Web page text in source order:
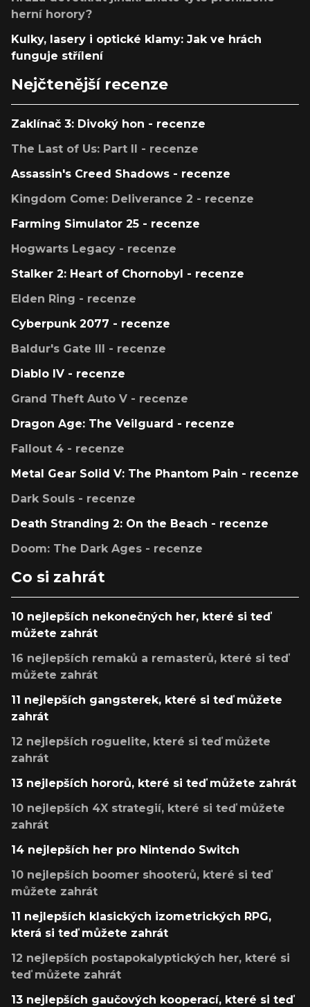
herní horory?
Kulky, lasery i optické klamy: Jak ve hrách
funguje střílení
Nejčtenější recenze
Zaklínač 3: Divoký hon - recenze
The Last of Us: Part II - recenze
Assassin's Creed Shadows - recenze
Kingdom Come: Deliverance 2 - recenze
Farming Simulator 25 - recenze
Hogwarts Legacy - recenze
Stalker 2: Heart of Chornobyl - recenze
Elden Ring - recenze
Cyberpunk 2077 - recenze
Baldur's Gate III - recenze
Diablo IV - recenze
Grand Theft Auto V - recenze
Dragon Age: The Veilguard - recenze
Fallout 4 - recenze
Metal Gear Solid V: The Phantom Pain - recenze
Dark Souls - recenze
Death Stranding 2: On the Beach - recenze
Doom: The Dark Ages - recenze
Co si zahrát
10 nejlepších nekonečných her, které si teď
můžete zahrát
16 nejlepších remaků a remasterů, které si teď
můžete zahrát
11 nejlepších gangsterek, které si teď můžete
zahrát
12 nejlepších roguelite, které si teď můžete
zahrát
13 nejlepších hororů, které si teď můžete zahrát
10 nejlepších 4X strategií, které si teď můžete
zahrát
14 nejlepších her pro Nintendo Switch
10 nejlepších boomer shooterů, které si teď
můžete zahrát
11 nejlepších klasických izometrických RPG,
která si teď můžete zahrát
12 nejlepších postapokalyptických her, které si
teď můžete zahrát
13 nejlepších gaučových kooperací, které si teď